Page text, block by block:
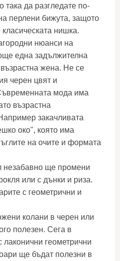
да разгледате по-
перлени бижута, защото
нишка.
нюанси на
една задължителна
възрастна жена. Не се
черен цвят и
мода има
възрастна
закачливата
око", която има
на очите и формата
незабавно ще промени
или с дънки и риза.
с геометрични и
колани в черен или
полезен. Сега в
геометрични
ще бъдат полезни в